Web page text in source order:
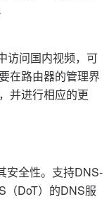
访问国内视频，可
在路由器的管理界
并进行相应的更
安全性。支持DNS-
（DoT）的DNS服